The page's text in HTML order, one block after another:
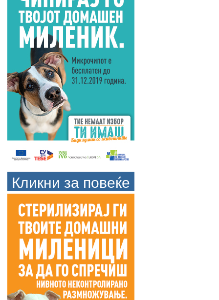
Кликни за повеќе